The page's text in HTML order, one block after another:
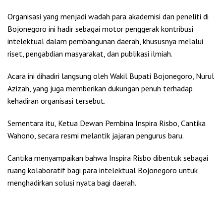
Organisasi yang menjadi wadah para akademisi dan peneliti di
Bojonegoro ini hadir sebagai motor penggerak kontribusi
intelektual dalam pembangunan daerah, khususnya melalui
riset, pengabdian masyarakat, dan publikasi ilmiah.
Acara ini dihadiri langsung oleh Wakil Bupati Bojonegoro, Nurul
Azizah, yang juga memberikan dukungan penuh terhadap
kehadiran organisasi tersebut.
Sementara itu, Ketua Dewan Pembina Inspira Risbo, Cantika
Wahono, secara resmi melantik jajaran pengurus baru.
Cantika menyampaikan bahwa Inspira Risbo dibentuk sebagai
ruang kolaboratif bagi para intelektual Bojonegoro untuk
menghadirkan solusi nyata bagi daerah.